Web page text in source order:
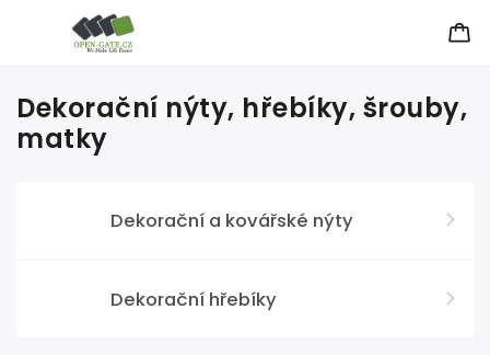
Dekorační nýty, hřebíky, šrouby,
matky
Dekorační a kovářské nýty
Dekorační hřebíky